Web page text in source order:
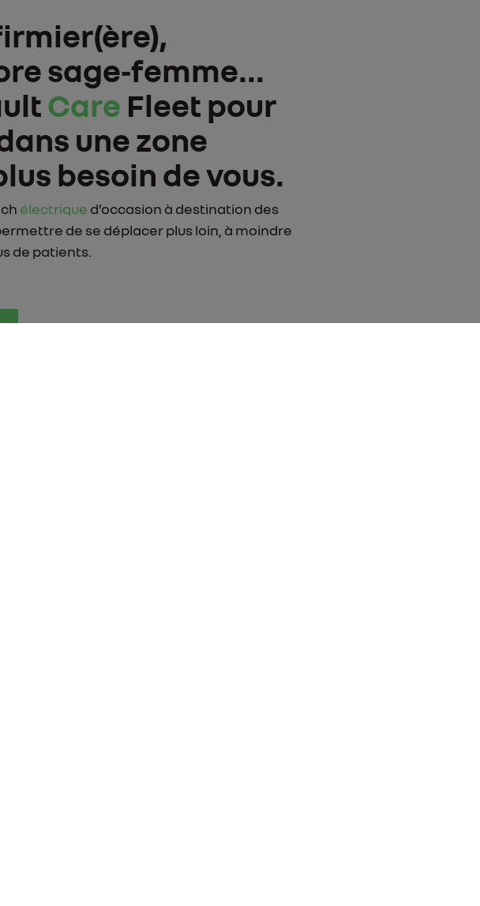
sage‑femme...
Care Fleet pour
une zone
besoin de vous.
électrique d’occasion à destination des
de se déplacer plus loin, à moindre
de patients.